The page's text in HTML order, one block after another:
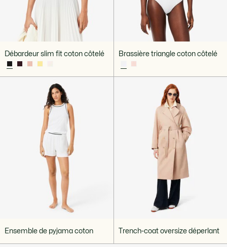
Débardeur slim fit coton côtelé Brassière triangle coton côtelé
Ensemble de pyjama coton Trench-coat oversize déperlant